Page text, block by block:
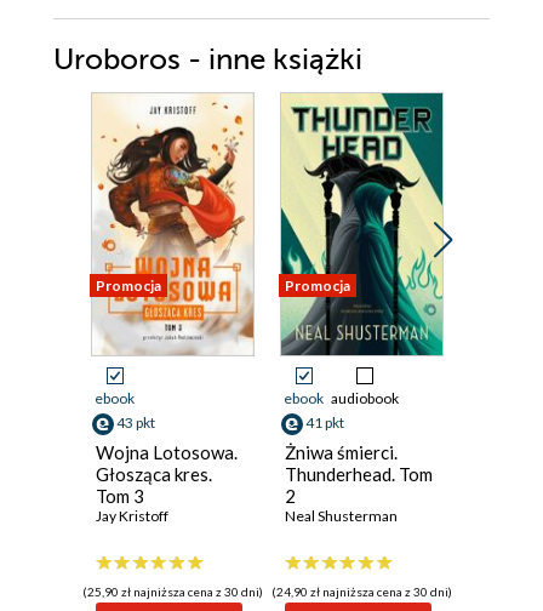
Uroboros - inne książki
Promocja
ebook
43 pkt
Wojna Lotosowa.
Głosząca kres.
Tom 3
Jay Kristoff
(25,90 zł najniższa cena z 30 dni)
Promocja
ebook audiobook
41 pkt
Żniwa śmierci.
Thunderhead. Tom
2
Neal Shusterman
(24,90 zł najniższa cena z 30 dni)